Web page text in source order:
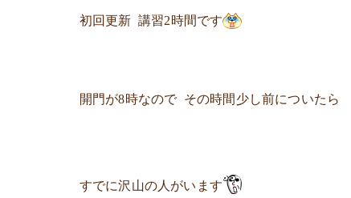
初回更新 講習2時間です
開門が8時なので その時間少し前についたら
すでに沢山の人がいます